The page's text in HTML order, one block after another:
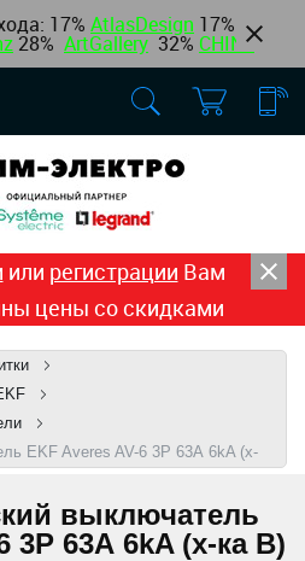
17% AtlasDesign 17%
28% ArtGallery 32% CHINT
или регистрации Вам
цены со скидками
EKF Averes AV-6 3P 63А 6kA (х-
выключатель
3P 63А 6kA (х-ка B)